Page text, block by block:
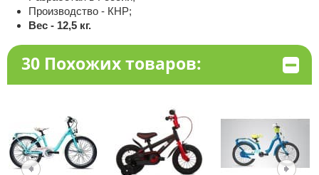
Производство - КНР;
Вес - 12,5 кг.
30 Похожих товаров: